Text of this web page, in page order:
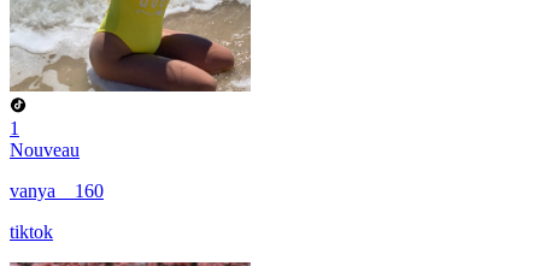
1
Nouveau
vanya__160
tiktok